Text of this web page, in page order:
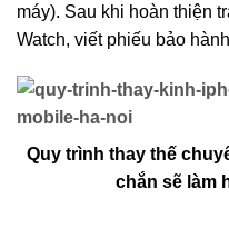
máy). Sau khi hoàn thiện
Watch, viết phiếu bảo
Quy trình thay thế
chắn sẽ làm